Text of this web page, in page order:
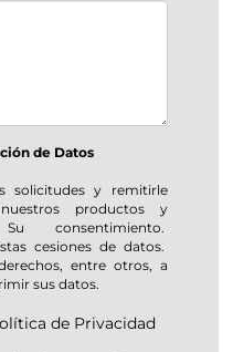
de Datos
solicitudes y remitirle
productos y
consentimiento.
cesiones de datos.
entre otros, a
sus datos.
de Privacidad